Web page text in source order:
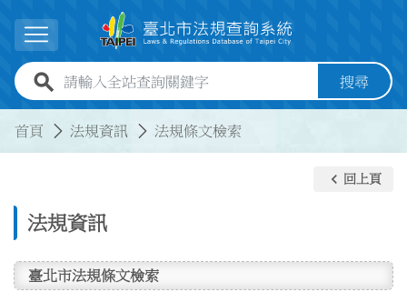
展開選單
全站查詢關鍵字欄位 搜尋
首頁 法規資訊 法規條文檢索
法規資訊
keyboard_arrow_left 回上頁
臺北市法規條文檢索